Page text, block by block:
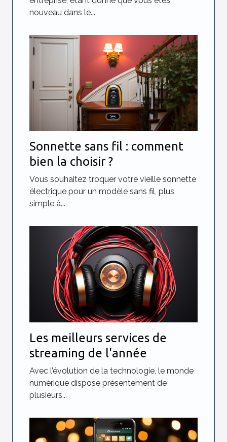
nouveau dans le...
Sonnette sans fil : comment
bien la choisir ?
Vous souhaitez troquer votre vieille sonnette
électrique pour un modèle sans fil, plus
simple à...
Les meilleurs services de
streaming de l'année
Avec l’évolution de la technologie, le monde
numérique dispose présentement de
plusieurs...